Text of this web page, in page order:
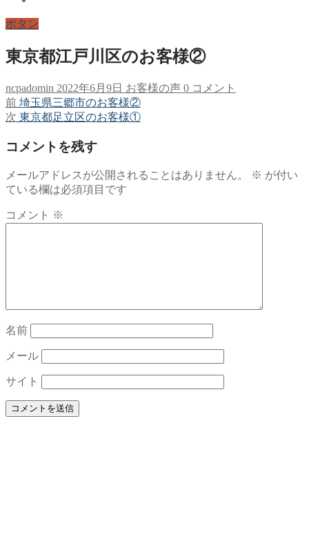
ボタン
東京都江戸川区のお客様②
ncpadomin 2022年6月9日 お客様の声 0 コメント
投
稿
ナ
ビ
ゲ
ー
前 前
の
稿:
埼玉県三郷市のお客様②
次 次
投
東京都足立区のお客様①
コメントを残す
メールアドレスが公開されることはありません。 ※ が付い
ている欄は必須項目です
コメント ※
名前
メール
サイト